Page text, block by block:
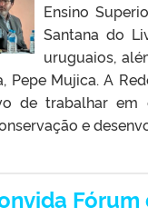
Ensino
Santana do
uruguaios,
Pepe Mujica. A
de trabalhar em
e